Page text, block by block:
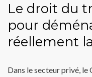
Le droit du
pour
réellement
Dans le secteur privé,